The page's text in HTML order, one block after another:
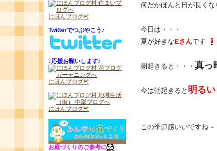
何だかほんと日が長くな
今日は・・・
夏が好きなEさんです
朝起きると・・・ 真っ
今は朝起きると 明る
この季節感いいですね～
にほんブログ村
Twitterでつぶやこう♪
↓応援お願いします♪
にほんブログ村
にほんブログ村
お庭づくりのご参考に